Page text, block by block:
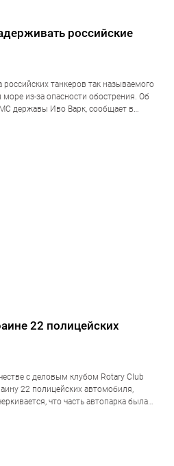
российские
танкеров так называемого
из-за опасности обострения. Об
державы Иво Варк, сообщает в
22 полицейских
с деловым клубом Rotary Club
22 полицейских автомобиля,
что часть автопарка была
Škoda Scala…